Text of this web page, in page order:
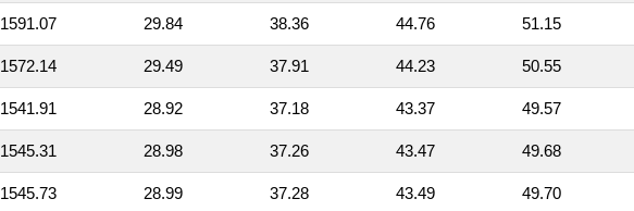
51.15
44.76
38.36
29.84
1591.07
50.55
44.23
37.91
29.49
1572.14
49.57
43.37
37.18
28.92
1541.91
49.68
43.47
37.26
28.98
1545.31
49.70
43.49
37.28
28.99
1545.73